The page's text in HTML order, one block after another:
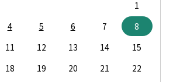
1
4 5 6 7
8
11 12 13 14
15
18 19 20 21
22